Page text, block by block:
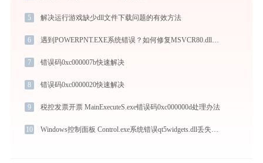
5 解决运行游戏缺少dll文件下载问题的有效方法
6 遇到POWERPNT.EXE系统错误？如何修复MSVCR80.dll缺失
7 错误码0xc000007b快速解决
8 错误码0xc0000020快速解决
9 税控发票开票 MainExecuteS.exe错误码0xc000000d处理办法
10